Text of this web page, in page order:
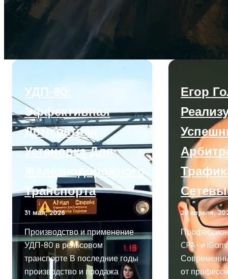
УДП-80:
Эффективная
Домкратная
Установка Для
Железнодорожного
Транспорта
31 мая, 2026
Производство и применение
УДП-80 в рельсовом
транспорте В последние годы
производство и продажа
Егор
28 апреля,
CPA- и
от